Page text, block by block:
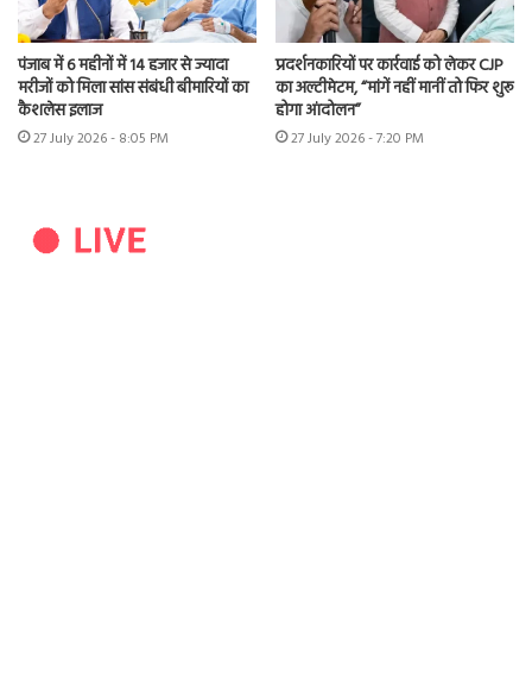
पंजाब में 6 महीनों में 14 हजार से ज्यादा
मरीजों को मिला सांस संबंधी बीमारियों का
कैशलेस इलाज
27 July 2026 - 8:05 PM
प्रदर्शनकारियों पर कार्रवाई को लेकर CJP
का अल्टीमेटम, “मांगें नहीं मानीं तो फिर शुरू
होगा आंदोलन”
27 July 2026 - 7:20 PM